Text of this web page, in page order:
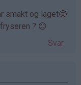
smakt og laget🤩
? 😊
Svar